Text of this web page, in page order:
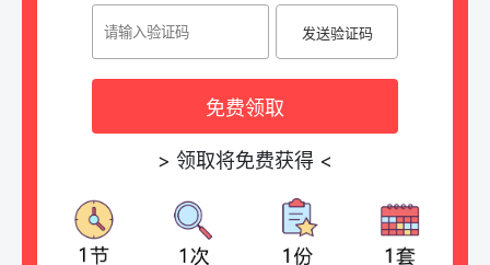
发送验证码
免费领取
> 领取将免费获得 <